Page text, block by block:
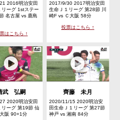
2016明治安田
リーグ 1stステー
名古屋 vs 鹿島
はこちら ↑
2017/9/30 2017明治安田
生命Ｊ１リーグ 第28節 川
崎F vs Ｃ大阪 58分
投票はこちら ↑
武 弘嗣
2020明治安田
リーグ 第19節 仙
阪 90+1分
齊藤 未月
2020/11/15 2020明治安
田生命Ｊ１リーグ 第27節
神戸 vs 湘南 84分